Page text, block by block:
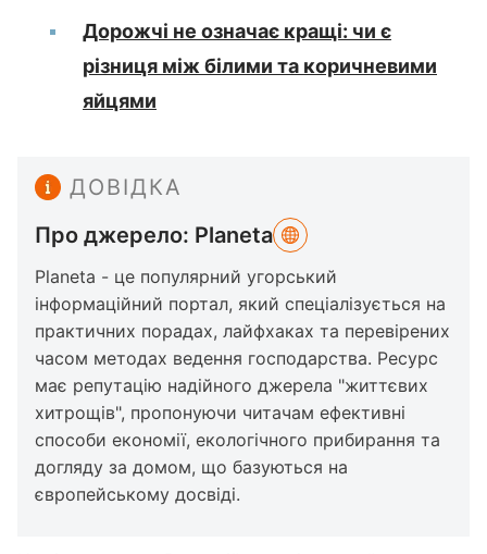
Дорожчі не означає кращі: чи є
різниця між білими та коричневими
яйцями
ДОВІДКА
Про джерело: Planeta
Planeta - це популярний угорський
інформаційний портал, який спеціалізується на
практичних порадах, лайфхаках та перевірених
часом методах ведення господарства. Ресурс
має репутацію надійного джерела "життєвих
хитрощів", пропонуючи читачам ефективні
способи економії, екологічного прибирання та
догляду за домом, що базуються на
європейському досвіді.